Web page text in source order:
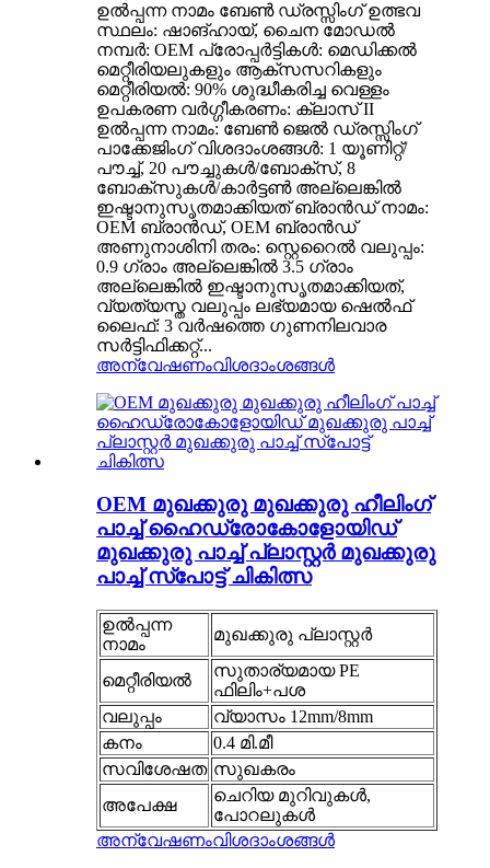
ഉൽപ്പന്ന നാമം ബേൺ ഡ്രസ്സിംഗ് ഉത്ഭവ
സ്ഥലം: ഷാങ്ഹായ്, ചൈന മോഡൽ
നമ്പർ: OEM പ്രോപ്പർട്ടികൾ: മെഡിക്കൽ
മെറ്റീരിയലുകളും ആക്‌സസറികളും
മെറ്റീരിയൽ: 90% ശുദ്ധീകരിച്ച വെള്ളം
ഉപകരണ വർഗ്ഗീകരണം: ക്ലാസ് II
ഉൽപ്പന്ന നാമം: ബേൺ ജെൽ ഡ്രസ്സിംഗ്
പാക്കേജിംഗ് വിശദാംശങ്ങൾ: 1 യൂണിറ്റ്/
പൗച്ച്, 20 പൗച്ചുകൾ/ബോക്സ്, 8
ബോക്സുകൾ/കാർട്ടൺ അല്ലെങ്കിൽ
ഇഷ്ടാനുസൃതമാക്കിയത് ബ്രാൻഡ് നാമം:
OEM ബ്രാൻഡ്, OEM ബ്രാൻഡ്
അണുനാശിനി തരം: സ്റ്റെറൈൽ വലുപ്പം:
0.9 ഗ്രാം അല്ലെങ്കിൽ 3.5 ഗ്രാം
അല്ലെങ്കിൽ ഇഷ്ടാനുസൃതമാക്കിയത്,
വ്യത്യസ്ത വലുപ്പം ലഭ്യമായ ഷെൽഫ്
ലൈഫ്: 3 വർഷത്തെ ഗുണനിലവാര
സർട്ടിഫിക്കറ്റ്...
അന്വേഷണംവിശദാംശങ്ങൾ
OEM മുഖക്കുരു മുഖക്കുരു ഹീലിംഗ്
പാച്ച് ഹൈഡ്രോകോളോയിഡ്
മുഖക്കുരു പാച്ച് പ്ലാസ്റ്റർ മുഖക്കുരു
പാച്ച് സ്പോട്ട് ചികിത്സ
ഉൽപ്പന്ന
നാമം
മുഖക്കുരു പ്ലാസ്റ്റർ
മെറ്റീരിയൽ
സുതാര്യമായ PE
ഫിലിം+പശ
വലുപ്പം
വ്യാസം 12mm/8mm
കനം
0.4 മി.മീ
സവിശേഷത സുഖകരം
അപേക്ഷ
ചെറിയ മുറിവുകൾ,
പോറലുകൾ
അന്വേഷണംവിശദാംശങ്ങൾ